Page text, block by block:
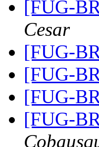
[FUG-
Cesar
[FUG-
[FUG-
[FUG-
[FUG-